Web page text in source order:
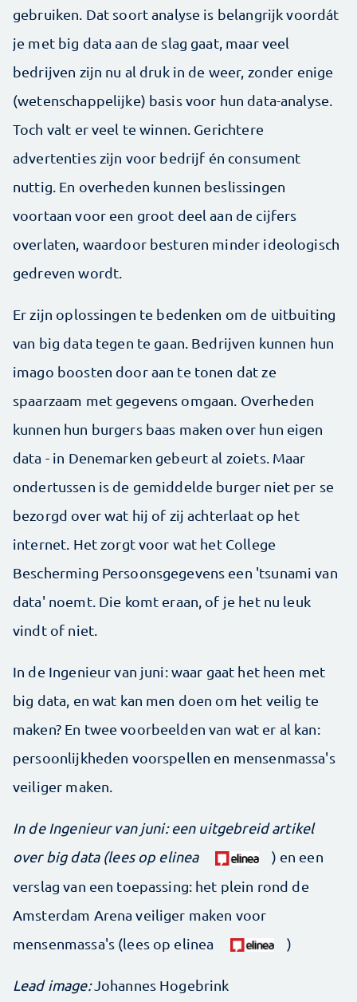
gebruiken. Dat soort analyse is belangrijk voordát
je met big data aan de slag gaat, maar veel
bedrijven zijn nu al druk in de weer, zonder enige
(wetenschappelijke) basis voor hun data-analyse.
Toch valt er veel te winnen. Gerichtere
advertenties zijn voor bedrijf én consument
nuttig. En overheden kunnen beslissingen
voortaan voor een groot deel aan de cijfers
overlaten, waardoor besturen minder ideologisch
gedreven wordt.
Er zijn oplossingen te bedenken om de uitbuiting
van big data tegen te gaan. Bedrijven kunnen hun
imago boosten door aan te tonen dat ze
spaarzaam met gegevens omgaan. Overheden
kunnen hun burgers baas maken over hun eigen
data - in Denemarken gebeurt al zoiets. Maar
ondertussen is de gemiddelde burger niet per se
bezorgd over wat hij of zij achterlaat op het
internet. Het zorgt voor wat het College
Bescherming Persoonsgegevens een 'tsunami van
data' noemt. Die komt eraan, of je het nu leuk
vindt of niet.
In de Ingenieur van juni: waar gaat het heen met
big data, en wat kan men doen om het veilig te
maken? En twee voorbeelden van wat er al kan:
persoonlijkheden voorspellen en mensenmassa's
veiliger maken.
In de Ingenieur van juni: een uitgebreid artikel
over big data (lees op elinea
) en een
verslag van een toepassing: het plein rond de
Amsterdam Arena veiliger maken voor
mensenmassa's (lees op elinea
)
Lead image:Johannes Hogebrink